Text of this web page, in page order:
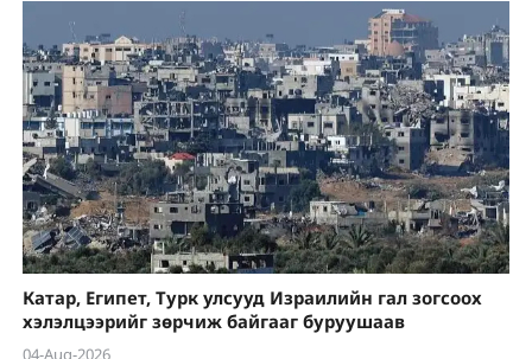
Катар, Египет, Турк улсууд Израилийн гал зогсоох
хэлэлцээрийг зөрчиж байгааг буруушаав
04-Aug-2026